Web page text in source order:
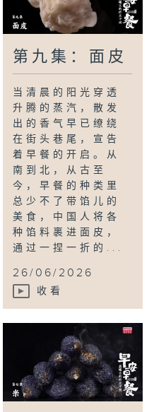
第九集：面皮
当清晨的阳光穿透
升腾的蒸汽，散发
出的香气早已缭绕
在街头巷尾，宣告
着早餐的开启。从
南到北，从古至
今，早餐的种类里
总少不了带馅儿的
美食，中国人将各
种馅料裹进面皮，
通过一捏一折的...
26/06/2026
收看